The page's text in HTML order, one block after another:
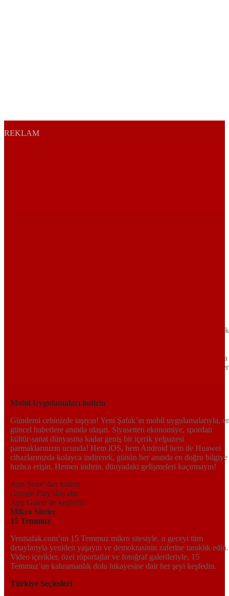
REKLAM
Tarafsız, dinamik ve derinlemesine habercilik anlayışıyla Yeni
bir yelpazede sunduğu haberlerle, hem Türkiye’de hem de dünyada
neler olup bittiğini anında öğrenin. Dijital platformlarıyla her an, her
Mobil Uygulamaları indirin
Gündemi cebinizde taşıyın! Yeni Şafak’ın mobil uygulamalarıyla,
güncel haberlere anında ulaşın. Siyasetten ekonomiye, spordan
kültür-sanat dünyasına kadar geniş bir içerik yelpazesi
parmaklarınızın ucunda! Hem iOS, hem Android hem de Huawei
cihazlarınızda kolayca indirerek, günün her anında en doğru bilgiye
hızlıca erişin. Hemen indirin, dünyadaki gelişmeleri kaçırmayın!
App Store’dan indirin
Google Play’dan alın
App Galeri ile keşfedin
Mikro Siteler
15 Temmuz
Yenisafak.com’un 15 Temmuz mikro sitesiyle, o geceyi tüm
detaylarıyla yeniden yaşayın ve demokrasinin zaferine tanıklık edin.
Video içerikler, özel röportajlar ve fotoğraf galerileriyle, 15
Temmuz’un kahramanlık dolu hikayesine dair her şeyi keşfedin.
Türkiye Seçimleri